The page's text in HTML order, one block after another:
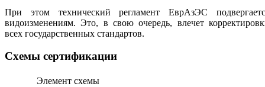
При этом технический регламент ЕврАзЭС
видоизменениям. Это, в свою очередь, влечет
всех государственных стандартов.
Схемы сертификации
Элемент схемы